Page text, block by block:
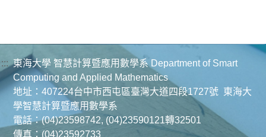
::: 東海大學 智慧計算暨應用數學系 Department of Smart
Computing and Applied Mathematics
地址：407224台中市西屯區臺灣大道四段1727號 東海大
學智慧計算暨應用數學系
電話：(04)23598742, (04)23590121轉32501
傳真：(04)23592733